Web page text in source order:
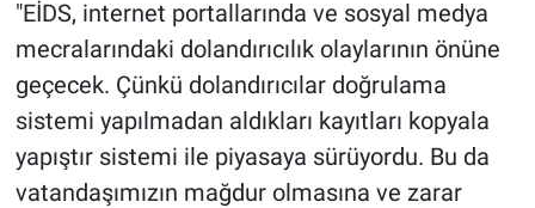
"EİDS, internet portallarında ve sosyal medya
mecralarındaki dolandırıcılık olaylarının önüne
geçecek. Çünkü dolandırıcılar doğrulama
sistemi yapılmadan aldıkları kayıtları kopyala
yapıştır sistemi ile piyasaya sürüyordu. Bu da
vatandaşımızın mağdur olmasına ve zarar